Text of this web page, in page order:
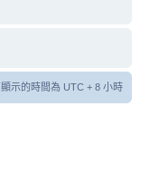
顯示的時間為 UTC + 8 小時